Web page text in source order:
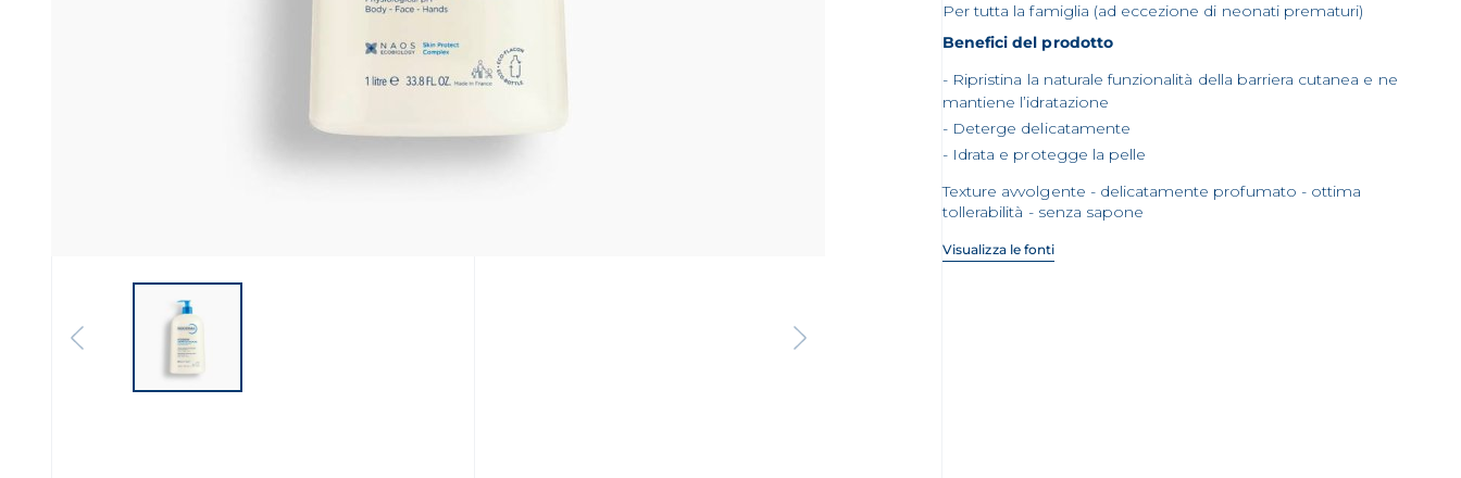
Per tutta la famiglia (ad eccezione di neonati prematuri)
Benefici del prodotto
Ripristina la naturale funzionalità della barriera cutanea e ne
mantiene l’idratazione
Deterge delicatamente
Idrata e protegge la pelle
Texture avvolgente - delicatamente profumato - ottima
tollerabilità - senza sapone
Visualizza le fonti